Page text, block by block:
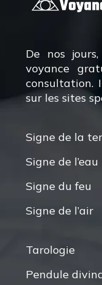
De nos
voyance
consultation.
sur les sites
Signe de la
Signe de l’eau
Signe du feu
Signe de l’air
Tarologie
Pendule